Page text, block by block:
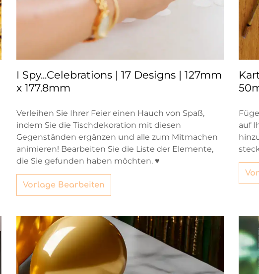
I Spy...Celebrations | 17 Designs | 127mm
x 177.8mm
Verleihen Sie Ihrer Feier einen Hauch von Spaß,
indem Sie die Tischdekoration mit diesen
Gegenständen ergänzen und alle zum Mitmachen
animieren! Bearbeiten Sie die Liste der Elemente,
die Sie gefunden haben möchten. ♥
Vorlage Bearbeiten
auf